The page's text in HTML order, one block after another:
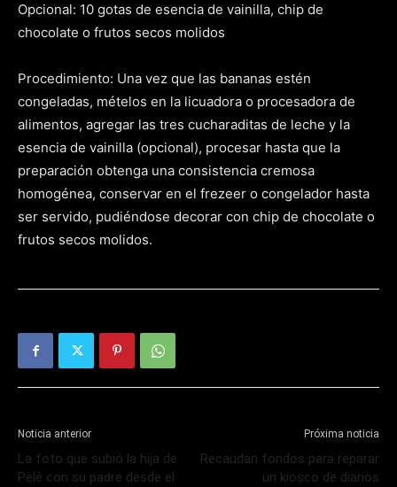
Opcional: 10 gotas de esencia de vainilla, chip de
chocolate o frutos secos molidos
Procedimiento: Una vez que las bananas estén
congeladas, mételos en la licuadora o procesadora de
alimentos, agregar las tres cucharaditas de leche y la
esencia de vainilla (opcional), procesar hasta que la
preparación obtenga una consistencia cremosa
homogénea, conservar en el frezeer o congelador hasta
ser servido, pudiéndose decorar con chip de chocolate o
frutos secos molidos.
Noticia anterior
La foto que subió la hija de
Pelé con su padre desde el
Próxima noticia
Recaudan fondos para reparar
un kiosco de diarios